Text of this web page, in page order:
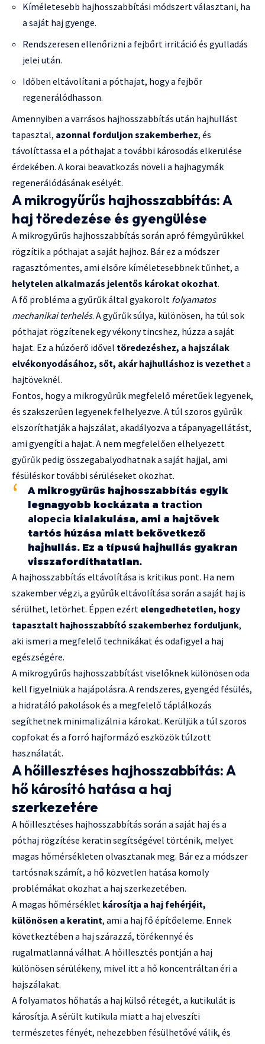
Kíméletesebb hajhosszabbítási módszert választani, ha
a saját haj gyenge.
Rendszeresen ellenőrizni a fejbőrt irritáció és gyulladás
jelei után.
Időben eltávolítani a póthajat, hogy a fejbőr
regenerálódhasson.
Amennyiben a varrásos hajhosszabbítás után hajhullást
tapasztal, azonnal forduljon szakemberhez, és
távolíttassa el a póthajat a további károsodás elkerülése
érdekében. A korai beavatkozás növeli a hajhagymák
regenerálódásának esélyét.
A mikrogyűrűs hajhosszabbítás: A
haj töredezése és gyengülése
A mikrogyűrűs hajhosszabbítás során apró fémgyűrűkkel
rögzítik a póthajat a saját hajhoz. Bár ez a módszer
ragasztómentes, ami elsőre kíméletesebbnek tűnhet, a
helytelen alkalmazás jelentős károkat okozhat.
A fő probléma a gyűrűk által gyakorolt folyamatos
mechanikai terhelés. A gyűrűk súlya, különösen, ha túl sok
póthajat rögzítenek egy vékony tincshez, húzza a saját
hajat. Ez a húzóerő idővel töredezéshez, a hajszálak
elvékonyodásához, sőt, akár hajhulláshoz is vezetheta
hajtöveknél.
Fontos, hogy a mikrogyűrűk megfelelő méretűek legyenek,
és szakszerűen legyenek felhelyezve. A túl szoros gyűrűk
elszoríthatják a hajszálat, akadályozva a tápanyagellátást,
ami gyengíti a hajat. A nem megfelelően elhelyezett
gyűrűk pedig összegabalyodhatnak a saját hajjal, ami
fésüléskor további sérüléseket okozhat.
A mikrogyűrűs hajhosszabbítás egyik
legnagyobb kockázata a traction
alopecia kialakulása, ami a hajtövek
tartós húzása miatt bekövetkező
hajhullás. Ez a típusú hajhullás gyakran
visszafordíthatatlan.
A hajhosszabbítás eltávolítása is kritikus pont. Ha nem
szakember végzi, a gyűrűk eltávolítása során a saját haj is
sérülhet, letörhet. Éppen ezért elengedhetetlen, hogy
tapasztalt hajhosszabbító szakemberhez forduljunk,
aki ismeri a megfelelő technikákat és odafigyel a haj
egészségére.
A mikrogyűrűs hajhosszabbítást viselőknek különösen oda
kell figyelniük a hajápolásra. A rendszeres, gyengéd fésülés,
a hidratáló pakolások és a megfelelő táplálkozás
segíthetnek minimalizálni a károkat. Kerüljük a túl szoros
copfokat és a forró hajformázó eszközök túlzott
használatát.
A hőillesztéses hajhosszabbítás: A
hő károsító hatása a haj
szerkezetére
A hőillesztéses hajhosszabbítás során a saját haj és a
póthaj rögzítése keratin segítségével történik, melyet
magas hőmérsékleten olvasztanak meg. Bár ez a módszer
tartósnak számít, a hő közvetlen hatása komoly
problémákat okozhat a haj szerkezetében.
A magas hőmérséklet károsítja a haj fehérjéit,
különösen a keratint, ami a haj fő építőeleme. Ennek
következtében a haj szárazzá, törékennyé és
rugalmatlanná válhat. A hőillesztés pontján a haj
különösen sérülékeny, mivel itt a hő koncentráltan éri a
hajszálakat.
A folyamatos hőhatás a haj külső rétegét, a kutikulát is
károsítja. A sérült kutikula miatt a haj elveszíti
természetes fényét, nehezebben fésülhetővé válik, és